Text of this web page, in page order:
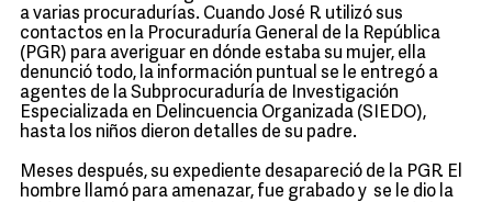
a varias procuradurías. Cuando José R. utilizó sus
contactos en la Procuraduría General de la República
(PGR) para averiguar en dónde estaba su mujer, ella
denunció todo, la información puntual se le entregó a
agentes de la Subprocuraduría de Investigación
Especializada en Delincuencia Organizada (SIEDO),
hasta los niños dieron detalles de su padre.
Meses después, su expediente desapareció de la PGR. El
hombre llamó para amenazar, fue grabado y se le dio la